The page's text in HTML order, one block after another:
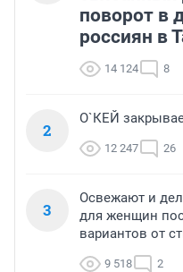
поворот в
россиян в
14 124 8
2
О`КЕЙ
12 247 26
3
Освежают и
для женщин
вариантов от
9 518 2